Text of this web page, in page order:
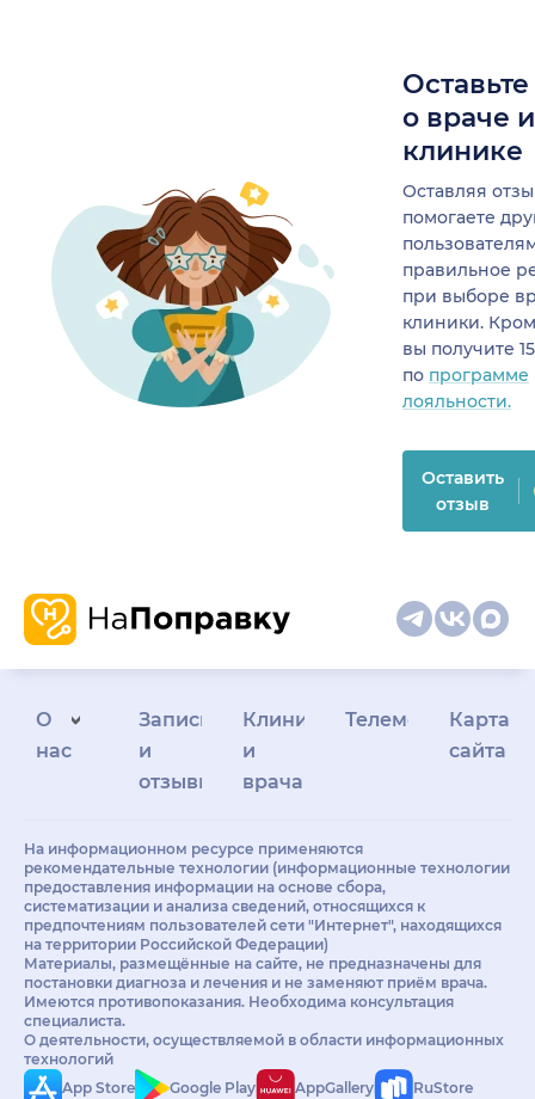
о враче
клинике
Оставляя
помогаете
правильное
при выборе
клиники.
вы получите
по программе
лояльности.
Оставить
отзыв
О
нас
Запись
и
отзывы
Клиникам
и
врачам
Телемедицина
Карта
сайта
На информационном ресурсе применяются
рекомендательные технологии (информационные технологии
предоставления информации на основе сбора,
систематизации и анализа сведений, относящихся к
предпочтениям пользователей сети "Интернет", находящихся
на территории Российской Федерации)
Материалы, размещённые на сайте, не предназначены для
постановки диагноза и лечения и не заменяют приём врача.
Имеются противопоказания. Необходима консультация
специалиста.
О деятельности, осуществляемой в области информационных
технологий
App Store
Google Play AppGallery RuStore